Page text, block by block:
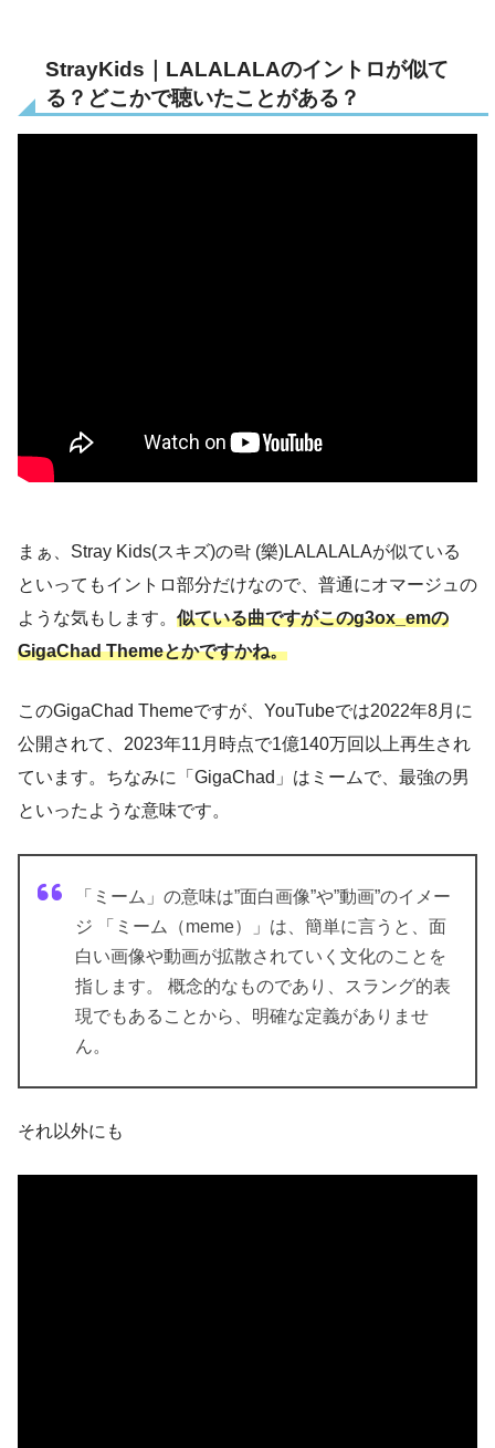
StrayKids｜LALALALAのイントロが似て
る？どこかで聴いたことがある？
まぁ、Stray Kids(スキズ)の락 (樂)LALALALAが似ている
といってもイントロ部分だけなので、普通にオマージュの
ような気もします。 似ている曲ですがこのg3ox_emの
GigaChad Themeとかですかね。
このGigaChad Themeですが、YouTubeでは2022年8月に
公開されて、2023年11月時点で1億140万回以上再生され
ています。ちなみに「GigaChad」はミームで、最強の男
といったような意味です。
「ミーム」の意味は”面白画像”や”動画”のイメー
ジ 「ミーム（meme）」は、簡単に言うと、面
白い画像や動画が拡散されていく文化のことを
指します。 概念的なものであり、スラング的表
現でもあることから、明確な定義がありませ
ん。
それ以外にも